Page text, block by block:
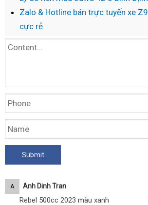
Zalo & Hotline bán trực tuyến xe
cực rẻ
A Anh Dinh Tran
Rebel 500cc 2023 màu xanh